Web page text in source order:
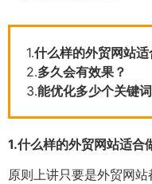
1.什么样的外贸网站适
2.多久会有效果？
3.能优化多少个关键
1.什么样的外贸网站适合
原则上讲只要是外贸网